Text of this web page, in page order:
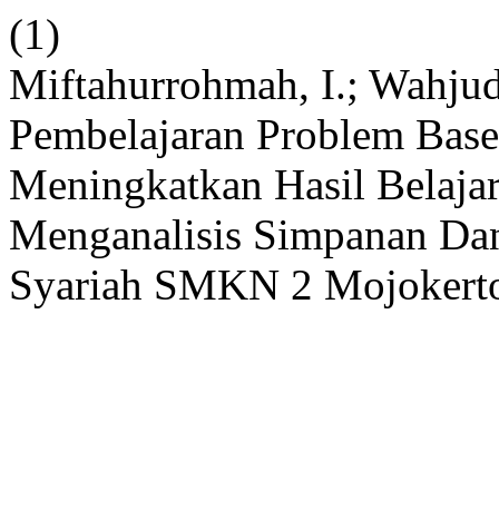
(1)
Miftahurrohmah, I.;
Pembelajaran Problem
Meningkatkan Hasil
Menganalisis Simpanan
Syariah SMKN 2